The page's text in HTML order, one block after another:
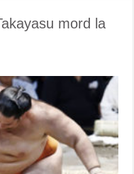
mord la